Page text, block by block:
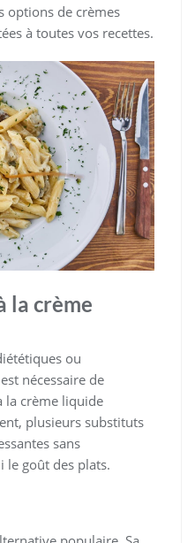
options de crèmes
à toutes vos recettes.
la crème
ou
nécessaire de
la crème liquide
plusieurs substituts
sans
goût des plats.